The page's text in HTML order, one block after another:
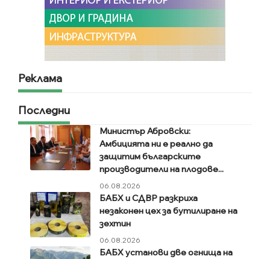
Реклама
Последни
Министър Абровски:
Амбицията ни е реално да
защитим българските
производители на плодове...
06.08.2026
БАБХ и СДВР разкриха
незаконен цех за бутилиране на
зехтин
06.08.2026
БАБХ установи две огнища на